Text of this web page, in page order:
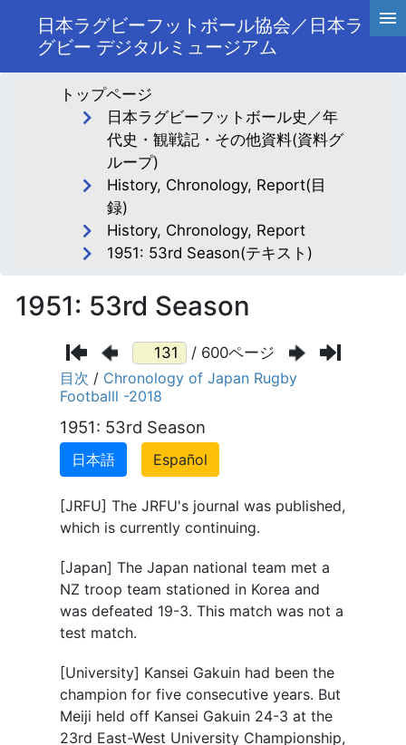
日本ラグビーフットボール協会／日本ラ
グビー デジタルミュージアム
トップページ
日本ラグビーフットボール史／年
代史・観戦記・その他資料(資料グ
ループ)
History, Chronology, Report(目
録)
History, Chronology, Report
1951: 53rd Season(テキスト)
1951: 53rd Season
/ 600ページ